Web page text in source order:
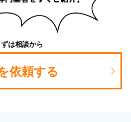
ずは相談から
依頼する